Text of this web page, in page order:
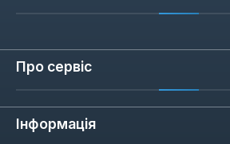
проходить суворий контроль
підтверджуючи свою
європейським стандартам.
Висока
Про сервіс
Інформація